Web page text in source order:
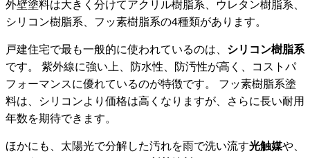
外壁塗料は大きく分けてアクリル樹脂系、ウレタン樹脂系、
シリコン樹脂系、フッ素樹脂系の4種類があります。
戸建住宅で最も一般的に使われているのは、 シリコン樹脂系
です。 紫外線に強い上、防水性、防汚性が高く、コストパ
フォーマンスに優れているのが特徴です。 フッ素樹脂系塗
料は、シリコンより価格は高くなりますが、さらに長い耐用
年数を期待できます。
ほかにも、太陽光で分解した汚れを雨で洗い流す光触媒や、